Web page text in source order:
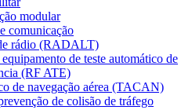
modular
comunicação
rádio (RADALT)
equipamento de teste automático de
(RF ATE)
de navegação aérea (TACAN)
de colisão de tráfego